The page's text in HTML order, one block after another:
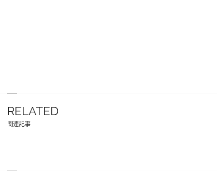
RELATED
関連記事